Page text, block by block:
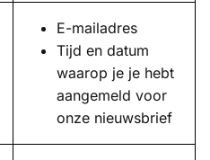
E-mailadres
Tijd en datum
waarop je je hebt
aangemeld voor
onze nieuwsbrief